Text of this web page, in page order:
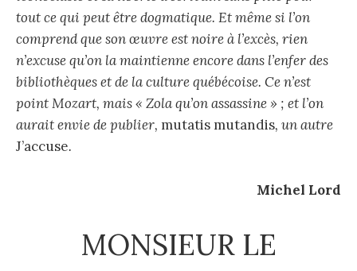
tout ce qui peut être dogmatique. Et même si l’on
comprend que son œuvre est noire à l’excès, rien
n’excuse qu’on la maintienne encore dans l’enfer des
bibliothèques et de la culture québécoise. Ce n’est
point Mozart, mais « Zola qu’on assassine » ; et l’on
aurait envie de publier, mutatis mutandis, un autre
J’accuse.
Michel Lord
MONSIEUR LE